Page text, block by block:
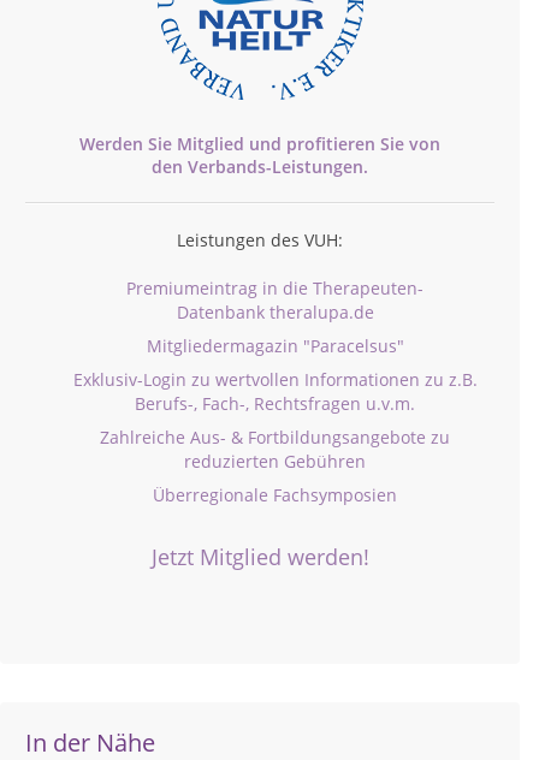
Werden Sie Mitglied und profitieren Sie von
den Verbands-Leistungen.
Leistungen des VUH:
Premiumeintrag in die Therapeuten-
Datenbank theralupa.de
Mitgliedermagazin "Paracelsus"
Exklusiv-Login zu wertvollen Informationen zu z.B.
Berufs-, Fach-, Rechtsfragen u.v.m.
Zahlreiche Aus- & Fortbildungsangebote zu
reduzierten Gebühren
Überregionale Fachsymposien
Jetzt Mitglied werden!
In der Nähe